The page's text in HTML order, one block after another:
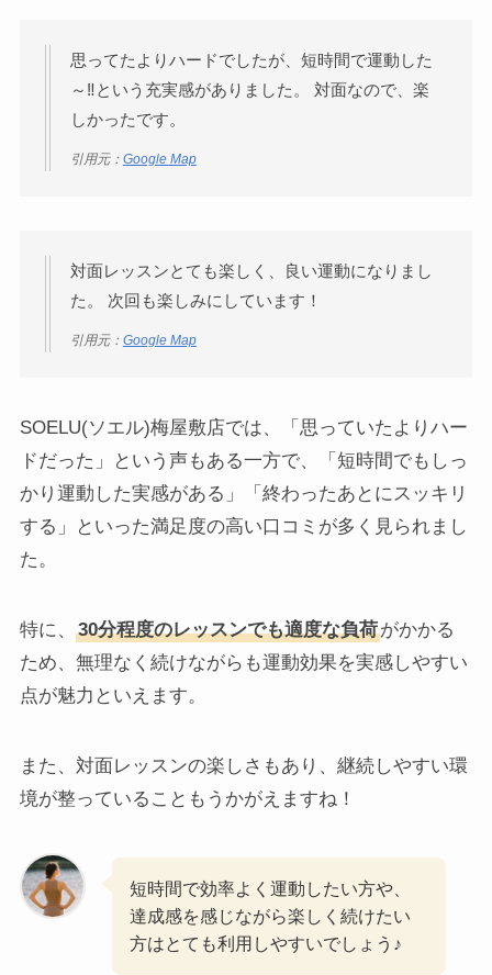
思ってたよりハードでしたが、短時間で運動した
～‼️という充実感がありました。 対面なので、楽
しかったです。
引用元： Google Map
対面レッスンとても楽しく、良い運動になりまし
た。 次回も楽しみにしています！
引用元： Google Map
SOELU(ソエル)梅屋敷店では、「思っていたよりハー
ドだった」という声もある一方で、「短時間でもしっ
かり運動した実感がある」「終わったあとにスッキリ
する」といった満足度の高い口コミが多く見られまし
た。
特に、 30分程度のレッスンでも適度な負荷がかかる
ため、無理なく続けながらも運動効果を実感しやすい
点が魅力といえます。
また、対面レッスンの楽しさもあり、継続しやすい環
境が整っていることもうかがえますね！
短時間で効率よく運動したい方や、
達成感を感じながら楽しく続けたい
方はとても利用しやすいでしょう♪